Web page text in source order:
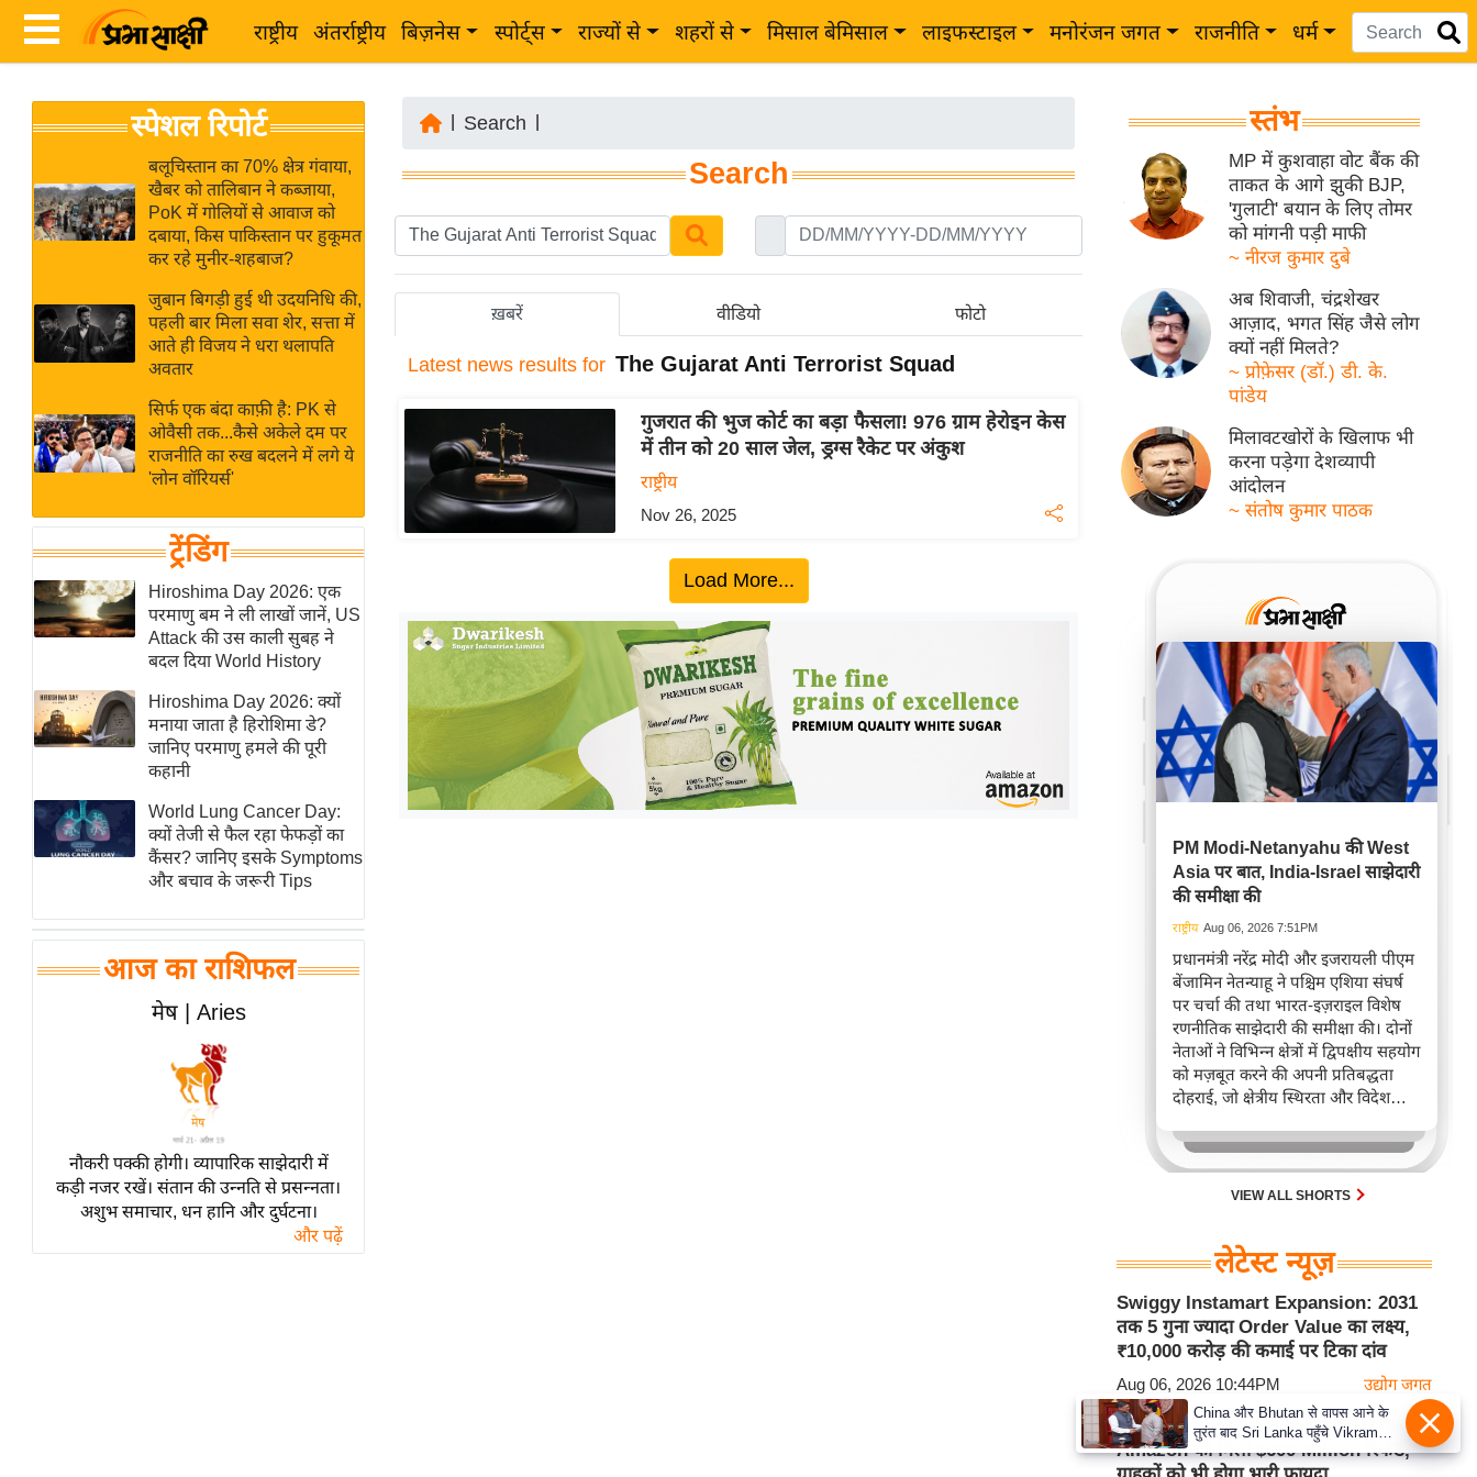
राष्ट्रीय अंतर्राष्ट्रीय बिज़नेस स्पोर्ट्स राज्यों से शहरों से मिसाल बेमिसाल लाइफस्टाइल मनोरंजन जगत राजनीति धर्म
News
Hindi
Hindi
Live
News in
Hindi
News
Hindi
Videos
ब
र
अंतर्राष्ट्रीय
बिज़नेस
उद्योग
विशेषज्ञ
राय
खेल
क्रिकेट
IPL
2026
ई-पेपर
मिसाल बेमिसाल
शख्सियत
यंग इंडिया
साहित्य जगत
ऑटो वर्ल्ड
मनोरंजन जगत
बॉलीवुड
हॉलीवुड
Breaking
लाइफस्टाइल
टेक्नॉलॉजी
ब्यूटी/फैशन
स्पेशल रिपोर्ट
बलूचिस्तान का 70% क्षेत्र गंवाया,
खैबर को तालिबान ने कब्जाया,
PoK में गोलियों से आवाज को
दबाया, किस पाकिस्तान पर हुकूमत
कर रहे मुनीर-शहबाज?
जुबान बिगड़ी हुई थी उदयनिधि की,
पहली बार मिला सवा शेर, सत्ता में
आते ही विजय ने धरा थलापति
अवतार
सिर्फ एक बंदा काफ़ी है: PK से
ओवैसी तक...कैसे अकेले दम पर
राजनीति का रुख बदलने में लगे ये
'लोन वॉरियर्स'
ट्रेंडिंग
Hiroshima Day 2026: एक
परमाणु बम ने ली लाखों जानें, US
Attack की उस काली सुबह ने
बदल दिया World History
Hiroshima Day 2026: क्यों
मनाया जाता है हिरोशिमा डे?
जानिए परमाणु हमले की पूरी
कहानी
World Lung Cancer Day:
क्यों तेजी से फैल रहा फेफड़ों का
कैंसर? जानिए इसके Symptoms
और बचाव के जरूरी Tips
आज का राशिफल
मेष | Aries
नौकरी पक्की होगी। व्यापारिक साझेदारी में
कड़ी नजर रखें। संतान की उन्नति से प्रसन्नता।
अशुभ समाचार, धन हानि और दुर्घटना।
और पढ़ें
Search
Search
ख़बरें वीडियो फोटो
Latest news results for The Gujarat Anti Terrorist Squad
गुजरात की भुज कोर्ट का बड़ा फैसला! 976 ग्राम हेरोइन केस
में तीन को 20 साल जेल, ड्रग्स रैकेट पर अंकुश
राष्ट्रीय
Nov 26, 2025
Load More...
स्तंभ
MP में कुशवाहा वोट बैंक की
ताकत के आगे झुकी BJP,
'गुलाटी' बयान के लिए तोमर
को मांगनी पड़ी माफी
~ नीरज कुमार दुबे
अब शिवाजी, चंद्रशेखर
आज़ाद, भगत सिंह जैसे लोग
क्यों नहीं मिलते?
~ प्रोफ़ेसर (डॉ.) डी. के.
पांडेय
मिलावटखोरों के खिलाफ भी
करना पड़ेगा देशव्यापी
आंदोलन
~ संतोष कुमार पाठक
PM Modi-Netanyahu की West
Asia पर बात, India-Israel साझेदारी
की समीक्षा की
राष्ट्रीय Aug 06, 2026 7:51PM
प्रधानमंत्री नरेंद्र मोदी और इजरायली पीएम
बेंजामिन नेतन्याहू ने पश्चिम एशिया संघर्ष
पर चर्चा की तथा भारत-इज़राइल विशेष
रणनीतिक साझेदारी की समीक्षा की। दोनों
नेताओं ने विभिन्न क्षेत्रों में द्विपक्षीय सहयोग
को मज़बूत करने की अपनी प्रतिबद्धता
दोहराई, जो क्षेत्रीय स्थिरता और विदेश
करता है।
VIEW ALL SHORTS
लेटेस्ट न्यूज़
Swiggy Instamart Expansion: 2031
तक 5 गुना ज्यादा Order Value का लक्ष्य,
₹10,000 करोड़ की कमाई पर टिका दांव
Aug 06, 2026 10:44PM उद्योग जगत
US Supreme Court के बड़े फैसले के बाद
Amazon को मिला $600 Million रिफंड,
China और Bhutan से वापस आने के
तुरंत बाद Sri Lanka पहुँचे Vikram
Misri, भारत के जबरदस्त दाँव से दुनिया
हुई हैरान